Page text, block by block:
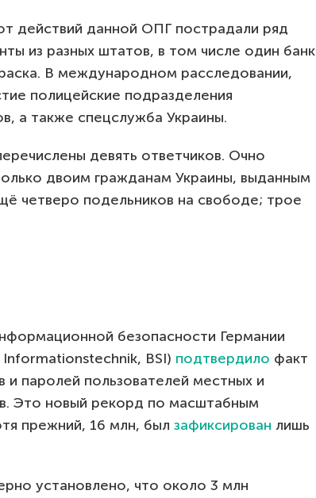
действий данной ОПГ пострадали ряд
из разных штатов, в том числе один банк
В международном расследовании,
полицейские подразделения
а также спецслужба Украины.
девять ответчиков. Очно
двоим гражданам Украины, выданным
четверо подельников на свободе; трое
безопасности Германии
BSI) подтвердило факт
паролей пользователей местных и
Это новый рекорд по масштабным
прежний, 16 млн, был зафиксирован лишь
установлено, что около 3 млн